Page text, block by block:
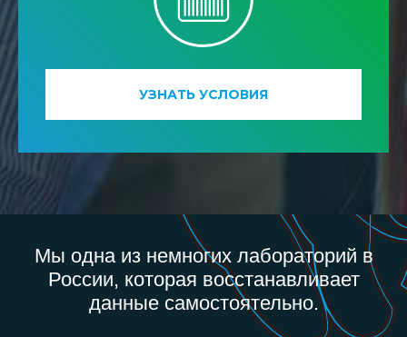
УЗНАТЬ УСЛОВИЯ
Мы одна из немногих лабораторий в
России, которая восстанавливает
данные самостоятельно.